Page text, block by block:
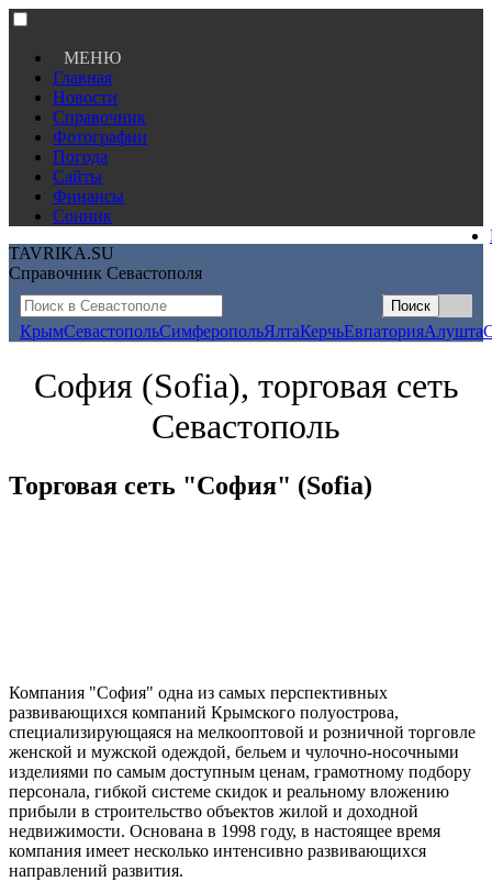
МЕНЮ
Главная
Новости
Справочник
Фотографии
Погода
Сайты
Финансы
Сонник
TAVRIKA.SU
Справочник Севастополя
КрымСевастопольСимферопольЯлтаКерчьЕвпаторияАлушта
София (Sofia), торговая сеть
Севастополь
Торговая сеть "София" (Sofia)
Компания "София" одна из самых перспективных
развивающихся компаний Крымского полуострова,
специализирующаяся на мелкооптовой и розничной торговле
женской и мужской одеждой, бельем и чулочно-носочными
изделиями по самым доступным ценам, грамотному подбору
персонала, гибкой системе скидок и реальному вложению
прибыли в строительство объектов жилой и доходной
недвижимости. Основана в 1998 году, в настоящее время
компания имеет несколько интенсивно развивающихся
направлений развития.